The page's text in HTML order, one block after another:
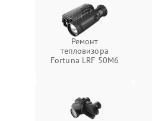
Ремонт
тепловизора
Fortuna LRF 50M6